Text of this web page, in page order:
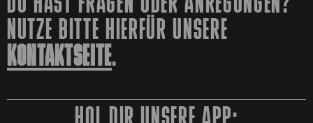
NUTZE BITTE HIERFÜR UNSERE
KONTAKTSEITE.